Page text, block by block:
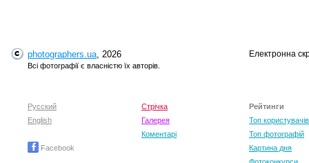
photographers.ua, 2026
Всі фотографії є власністю їх авторів.
Електронна
Русский
English
Facebook
Стрічка
Галерея
Коментарі
Рейтинги
Топ користувачів
Топ фотографій
Картина дня